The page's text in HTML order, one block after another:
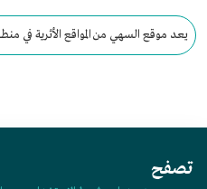
يعد موقع السهي من المواقع الأثرية في
تصفح